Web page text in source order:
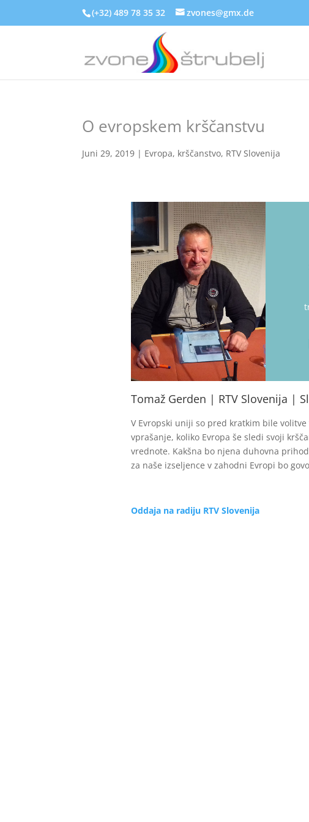
(+32) 489 78 35 32 zvones@gmx.de
O evropskem krščanstvu
Juni 29, 2019 | Evropa, krščanstvo, RTV Slovenija
Tomaž Gerden | RTV Slovenija |
V Evropski uniji so pred kratkim bile
vprašanje, koliko Evropa še sledi svoji
vrednote. Kakšna bo njena duhovna
za naše izseljence v zahodni Evropi bo
Oddaja na radiju RTV Slovenija